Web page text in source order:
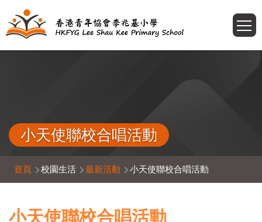
移至主內容
小天使聯校合唱活動
導
航
連
首頁 校園生活 最新活動 小天使聯校合唱活動
小天使聯校合唱活動